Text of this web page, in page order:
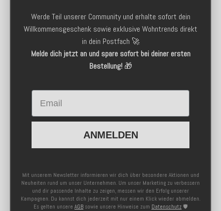
Werde Teil unserer Community und erhalte sofort dein
Willkommensgeschenk sowie exklusive Wohntrends direkt
in dein Postfach 🚀
Melde dich jetzt an und spare sofort bei deiner ersten
Bestellung!🎁
Email
ANMELDEN
Mit unserem Newsletter informieren wir dich über besondere Aktionen und
Neuheiten rund um unser Unternehmen. Um unser Marketing zu verbessern
und dir passende Inhalte zu zeigen, messen wir den Erfolg unserer
Kampagnen. Du kannst dich jederzeit mit nur einem Klick wieder abmelden.
Es gelten unsere AGB sowie unsere Hinweise zum Datenschutz 🛡️